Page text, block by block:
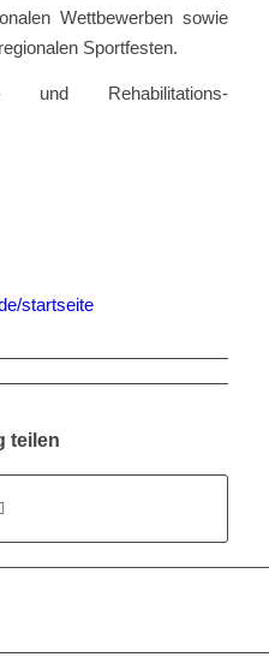
Wettbewerben sowie
Sportfesten.
und Rehabilitations-
startseite
teilen